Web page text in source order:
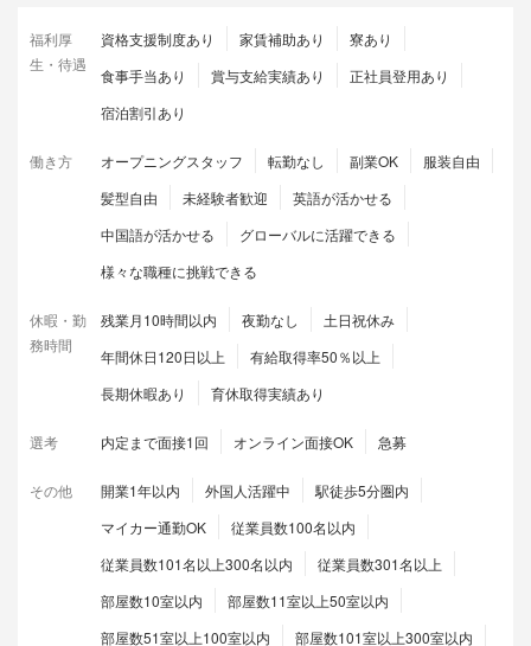
福利厚
生・待遇
資格支援制度あり 家賃補助あり
寮あり
食事手当あり
賞与支給実績あり
正社員登用あり
宿泊割引あり
働き方 オープニングスタッフ 転勤なし 副業OK
服装自由
髪型自由
未経験者歓迎
英語が活かせる
中国語が活かせる
グローバルに活躍できる
様々な職種に挑戦できる
休暇・勤
務時間
残業月10時間以内 夜勤なし
土日祝休み
年間休日120日以上
有給取得率50％以上
長期休暇あり
育休取得実績あり
選考 内定まで面接1回 オンライン面接OK 急募
その他 開業1年以内 外国人活躍中
駅徒歩5分圏内
マイカー通勤OK
従業員数100名以内
従業員数101名以上300名以内
従業員数301名以上
部屋数10室以内
部屋数11室以上50室以内
部屋数51室以上100室以内
部屋数101室以上300室以内